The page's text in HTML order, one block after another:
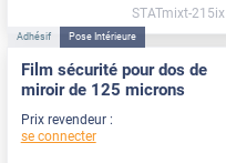
STATmixt-215ix
Adhésif Pose Intérieure
Film sécurité pour dos de
miroir de 125 microns
Prix revendeur :
se connecter